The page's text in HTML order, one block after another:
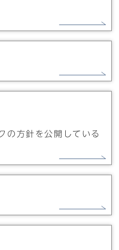
の方針を公開している